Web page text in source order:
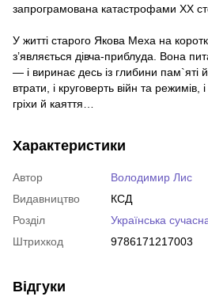
запрограмована катастрофами XX
У житті старого Якова Меха на
з’являється дівча-приблуда. Вона
— і виринає десь із глибини пам`яті
втрати, і круговерть війн та режимів,
гріхи й каяття…
Характеристики
Автор
Володимир Лис
Видавництво
КСД
Розділ
Українська
Штрихкод
9786171217003
Відгуки